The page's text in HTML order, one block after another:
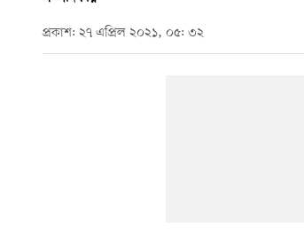
প্রকাশ: ২৭ এপ্রিল ২০২১, ০৫: ৩২